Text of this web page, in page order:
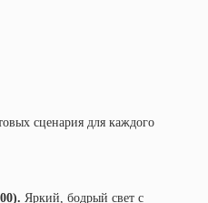
сценария для каждого
Яркий, бодрый свет с